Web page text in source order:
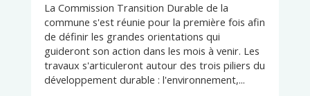
La Commission Transition Durable de la
commune s'est réunie pour la première fois afin
de définir les grandes orientations qui
guideront son action dans les mois à venir. Les
travaux s'articuleront autour des trois piliers du
développement durable : l'environnement,...